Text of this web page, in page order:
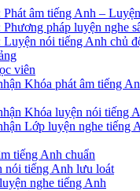
Phát âm tiếng Anh –
pháp luyện nghe
Luyện nói tiếng Anh chủ
viên
Khóa phát âm tiếng
Khóa luyện nói tiếng
Lớp luyện nghe tiếng
tiếng Anh chuẩn
nói tiếng Anh lưu loát
nghe tiếng Anh